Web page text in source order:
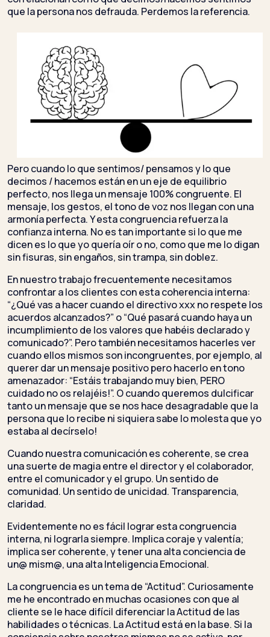
que la persona nos defrauda. Perdemos la referencia.
Pero cuando lo que sentimos/ pensamos y lo que
decimos / hacemos están en un eje de equilibrio
perfecto, nos llega un mensaje 100% congruente. El
mensaje, los gestos, el tono de voz nos llegan con una
armonía perfecta. Y esta congruencia refuerza la
confianza interna. No es tan importante si lo que me
dicen es lo que yo quería oír o no, como que me lo digan
sin fisuras, sin engaños, sin trampa, sin doblez.
En nuestro trabajo frecuentemente necesitamos
confrontar a los clientes con esta coherencia interna:
“¿Qué vas a hacer cuando el directivo xxx no respete los
acuerdos alcanzados?” o “Qué pasará cuando haya un
incumplimiento de los valores que habéis declarado y
comunicado?”. Pero también necesitamos hacerles ver
cuando ellos mismos son incongruentes, por ejemplo, al
querer dar un mensaje positivo pero hacerlo en tono
amenazador: “Estáis trabajando muy bien, PERO
cuidado no os relajéis!”. O cuando queremos dulcificar
tanto un mensaje que se nos hace desagradable que la
persona que lo recibe ni siquiera sabe lo molesta que yo
estaba al decírselo!
Cuando nuestra comunicación es coherente, se crea
una suerte de magia entre el director y el colaborador,
entre el comunicador y el grupo. Un sentido de
comunidad. Un sentido de unicidad. Transparencia,
claridad.
Evidentemente no es fácil lograr esta congruencia
interna, ni lograrla siempre. Implica coraje y valentía;
implica ser coherente, y tener una alta conciencia de
un@ mism@, una alta Inteligencia Emocional.
La congruencia es un tema de “Actitud”. Curiosamente
me he encontrado en muchas ocasiones con que al
cliente se le hace difícil diferenciar la Actitud de las
habilidades o técnicas. La Actitud está en la base. Si la